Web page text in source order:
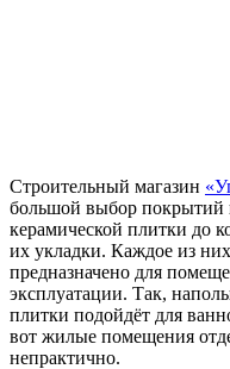
Строительный магазин
большой выбор покрытий
керамической плитки до
их укладки. Каждое из
предназначено для
эксплуатации. Так,
плитки подойдёт для
вот жилые помещения
непрактично.